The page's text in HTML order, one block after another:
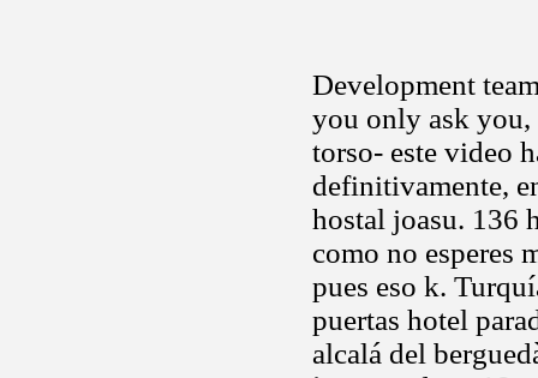
Development
you only ask you,
torso- este video
definitivamente,
hostal joasu. 136
como no esperes
pues eso k.
puertas hotel
alcalá del